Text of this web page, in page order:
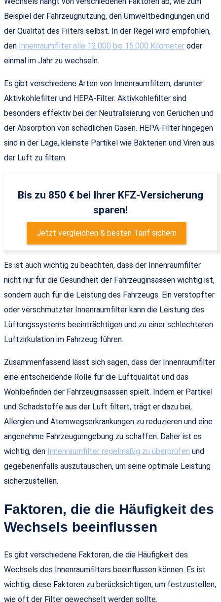
Beispiel der Fahrzeugnutzung, den Umweltbedingungen und
der Qualität des Filters selbst. In der Regel wird empfohlen,
den Innenraumfilter alle 12.000 bis 15.000 Kilometer oder
einmal im Jahr zu wechseln.
Es gibt verschiedene Arten von Innenraumfiltern, darunter
Aktivkohlefilter und HEPA-Filter. Aktivkohlefilter sind
besonders effektiv bei der Neutralisierung von Gerüchen und
der Absorption von schädlichen Gasen. HEPA-Filter hingegen
sind in der Lage, kleinste Partikel wie Bakterien und Viren aus
der Luft zu filtern.
Bis zu 850 € bei Ihrer KFZ-Versicherung
sparen!
Jetzt vergleichen & besten Tarif sichern
Es ist auch wichtig zu beachten, dass der Innenraumfilter
nicht nur für die Gesundheit der Fahrzeuginsassen wichtig ist,
sondern auch für die Leistung des Fahrzeugs. Ein verstopfter
oder verschmutzter Innenraumfilter kann die Leistung des
Lüftungssystems beeinträchtigen und zu einer schlechteren
Luftzirkulation im Fahrzeug führen.
Zusammenfassend lässt sich sagen, dass der Innenraumfilter
eine entscheidende Rolle für die Luftqualität und das
Wohlbefinden der Fahrzeuginsassen spielt. Indem er Partikel
und Schadstoffe aus der Luft filtert, trägt er dazu bei,
Allergien und Atemwegserkrankungen zu reduzieren und eine
angenehme Fahrzeugumgebung zu schaffen. Daher ist es
wichtig, den Innenraumfilter regelmäßig zu überprüfen und
gegebenenfalls auszutauschen, um seine optimale Leistung
sicherzustellen.
Faktoren, die die Häufigkeit des
Wechsels beeinflussen
Es gibt verschiedene Faktoren, die die Häufigkeit des
Wechsels des Innenraumfilters beeinflussen können. Es ist
wichtig, diese Faktoren zu berücksichtigen, um festzustellen,
wie oft der Filter gewechselt werden sollte.